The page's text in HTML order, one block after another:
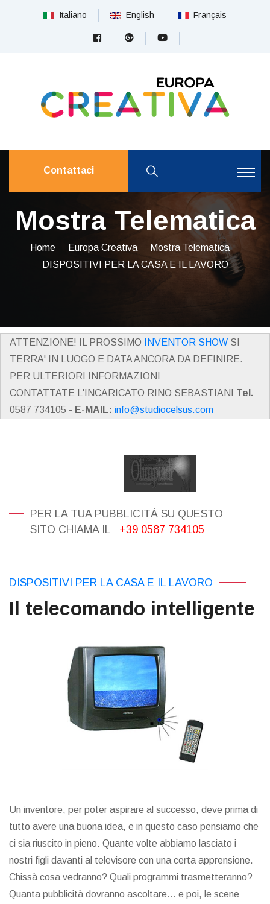
Italiano English Français
Contattaci
Mostra Telematica
Home Europa Creativa
Mostra Telematica
DISPOSITIVI PER LA CASA E IL LAVORO
ATTENZIONE! IL PROSSIMO INVENTOR SHOW SI
TERRA' IN LUOGO E DATA ANCORA DA DEFINIRE.
PER ULTERIORI INFORMAZIONI
CONTATTATE L'INCARICATO RINO SEBASTIANI Tel.
0587 734105 - E-MAIL: info@studiocelsus.com
PER LA TUA PUBBLICITÀ SU QUESTO
SITO CHIAMA IL
+39 0587 734105
DISPOSITIVI PER LA CASA E IL LAVORO
Il telecomando intelligente
Un inventore, per poter aspirare al successo, deve prima di
tutto avere una buona idea, e in questo caso pensiamo che
ci sia riuscito in pieno. Quante volte abbiamo lasciato i
nostri figli davanti al televisore con una certa apprensione.
Chissà cosa vedranno? Quali programmi trasmetteranno?
Quanta pubblicità dovranno ascoltare... e poi, le scene